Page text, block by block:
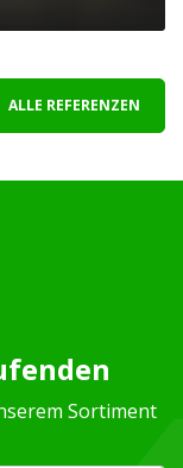
ALLE REFERENZEN
Sortiment